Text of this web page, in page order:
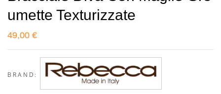
Umette Texturizzate
49,00 €
BRAND: